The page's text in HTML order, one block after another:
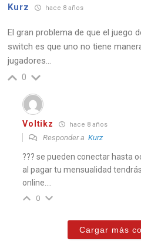
Kurz hace 8 años
El gran problema de que el juego
switch es que uno no tiene
jugadores…
0
Voltikz hace 8 años
Responder aKurz
??? se pueden conectar hasta
al pagar tu mensualidad
online….
0
Cargar más